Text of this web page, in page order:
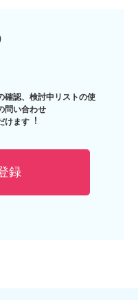
確認、検討中リストの使
問い合わせ
けます︕
録